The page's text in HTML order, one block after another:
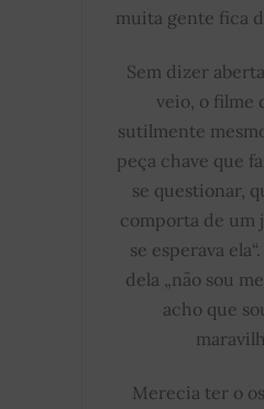
muita gente fica
Sem dizer
veio, o filme
sutilmente
peça chave que
se questionar,
comporta de um
se esperava
dela „não sou
acho que
Merecia ter o